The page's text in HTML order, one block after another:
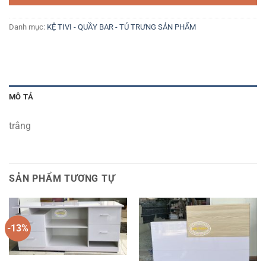
Danh mục: KỆ TIVI - QUẦY BAR - TỦ TRƯNG SẢN PHẨM
MÔ TẢ
trắng
SẢN PHẨM TƯƠNG TỰ
-13%